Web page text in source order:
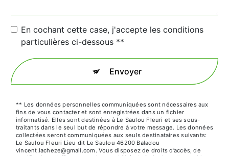
En cochant cette case, j'accepte les conditions
particulières ci-dessous **
Envoyer
** Les données personnelles communiquées sont nécessaires aux
fins de vous contacter et sont enregistrées dans un fichier
informatisé. Elles sont destinées à Le Saulou Fleuri et ses sous-
traitants dans le seul but de répondre à votre message. Les données
collectées seront communiquées aux seuls destinataires suivants:
Le Saulou Fleuri Lieu dit Le Saulou 46200 Baladou
vincent.lacheze@gmail.com. Vous disposez de droits d’accès, de